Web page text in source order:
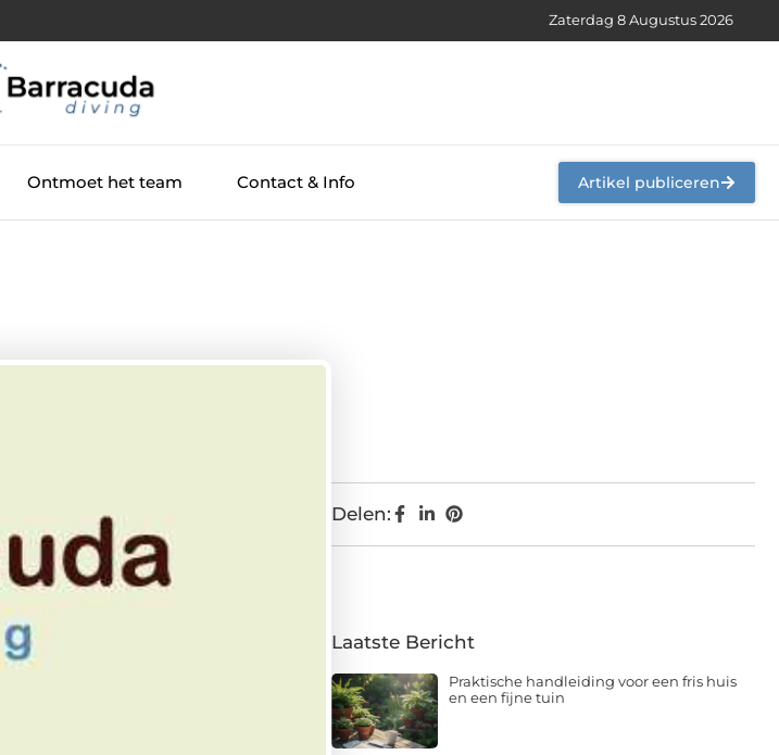
Zaterdag 8 Augustus 2026
Ontmoet het team Contact & Info Artikel publiceren
Delen:
Laatste Bericht
Praktische handleiding voor een fris huis
en een fijne tuin